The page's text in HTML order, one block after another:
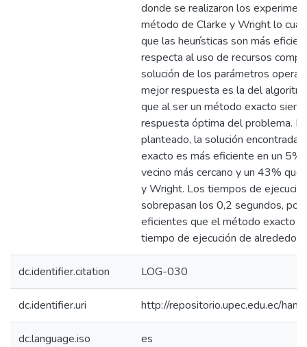
donde se realizaron los
método de Clarke y Wright lo
que las heurísticas son más
respecta al uso de recursos
solución de los parámetros
mejor respuesta es la del
que al ser un método exacto
respuesta óptima del problema.
planteado, la solución encontrada
exacto es más eficiente en un 5%
vecino más cercano y un 43%
y Wright. Los tiempos de
sobrepasan los 0,2 segundos,
eficientes que el método exacto
tiempo de ejecución de alrededor
dc.identifier.citation LOG-030
dc.identifier.uri http://repositorio.upec.edu.ec/
dc.language.iso es